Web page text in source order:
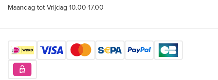
Maandag tot Vrijdag 10.00-17.00